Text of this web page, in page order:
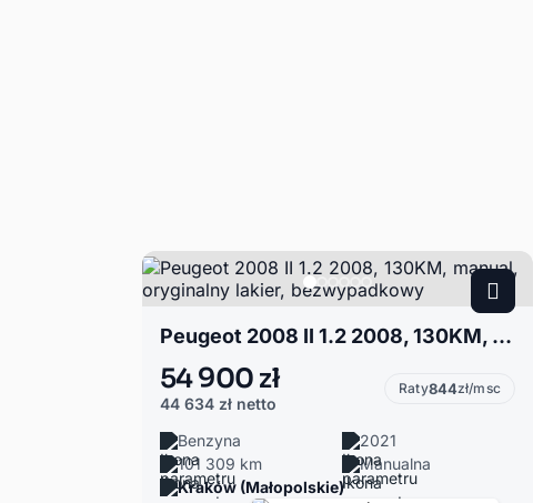
Peugeot 2008 II 1.2 2008, 130KM, manual, oryginalny lakier, bezwypadkowy
54 900 zł
44 634 zł netto
Raty844zł/msc
Benzyna
2021
101 309 km
Manualna
Kraków (Małopolskie)